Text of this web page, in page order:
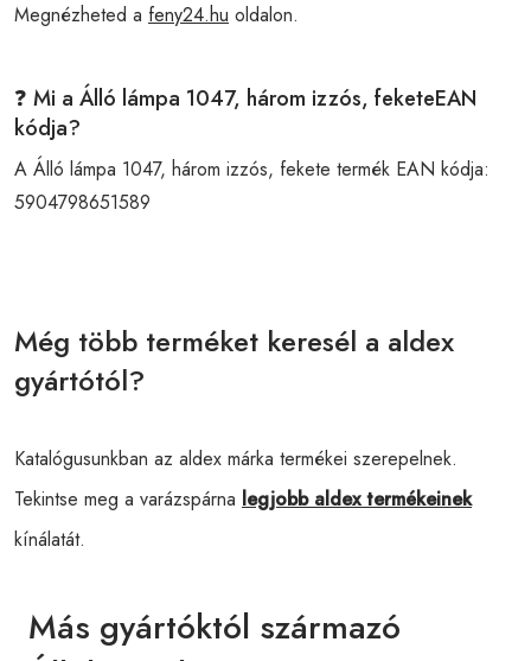
Megnézheted a feny24.hu oldalon.
❓ Mi a Álló lámpa 1047, három izzós, feketeEAN
kódja?
A Álló lámpa 1047, három izzós, fekete termék EAN kódja:
5904798651589
Még több terméket keresél a aldex
gyártótól?
Katalógusunkban az aldex márka termékei szerepelnek.
Tekintse meg a varázspárna legjobb aldex termékeinek
kínálatát.
Más gyártóktól származó